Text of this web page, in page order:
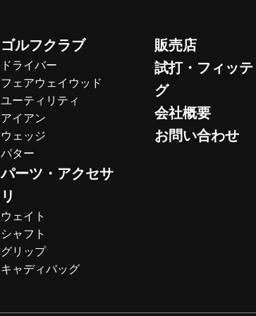
ゴルフクラブ
ドライバー
フェアウェイウッド
ユーティリティ
アイアン
ウェッジ
パター
パーツ・アクセサ
リ
ウェイト
シャフト
グリップ
キャディバッグ
販売店
試打・フィッ
グ
会社概要
お問い合わせ